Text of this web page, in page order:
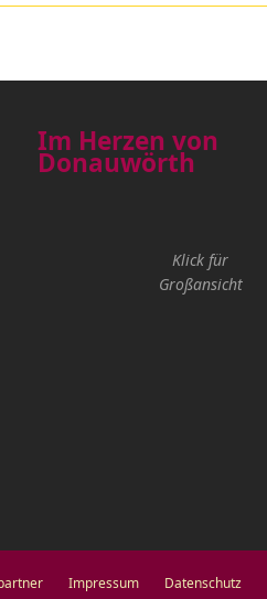
Im Herzen von
Donauwörth
Klick für
Großansicht
Impressum Datenschutz